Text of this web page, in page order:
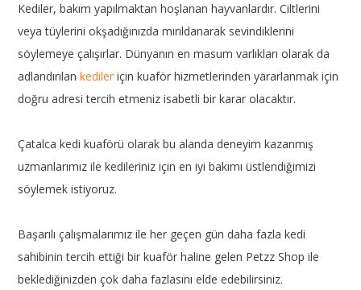
Kediler, bakım yapılmaktan hoşlanan hayvanlardır. Ciltlerini
veya tüylerini okşadığınızda mırıldanarak sevindiklerini
söylemeye çalışırlar. Dünyanın en masum varlıkları olarak da
adlandırılan kediler için kuaför hizmetlerinden yararlanmak için
doğru adresi tercih etmeniz isabetli bir karar olacaktır.
Çatalca kedi kuaförü olarak bu alanda deneyim kazanmış
uzmanlarımız ile kedileriniz için en iyi bakımı üstlendiğimizi
söylemek istiyoruz.
Başarılı çalışmalarımız ile her geçen gün daha fazla kedi
sahibinin tercih ettiği bir kuaför haline gelen Petzz Shop ile
beklediğinizden çok daha fazlasını elde edebilirsiniz.